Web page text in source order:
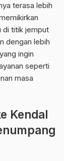
terasa lebih
di titik jemput
dengan lebih
ingin
seperti
masa
Kendal